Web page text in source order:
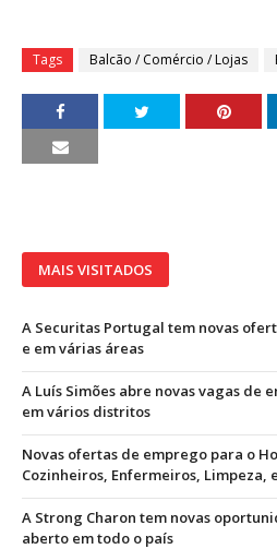
Tags Balcão / Comércio / Lojas
MAIS VISITADOS
A Securitas Portugal tem novas
e em várias áreas
A Luís Simões abre novas vagas de
em vários distritos
Novas ofertas de emprego para o
Cozinheiros, Enfermeiros, Limpeza,
A Strong Charon tem novas
aberto em todo o país